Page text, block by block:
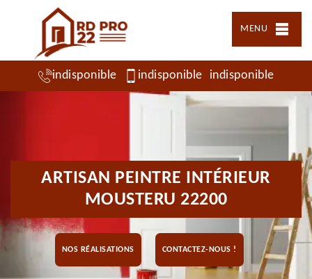
MENU
indisponible indisponible indisponible
ARTISAN PEINTRE INTÉRIEUR
MOUSTERU 22200
NOS RÉALISATIONS CONTACTEZ-NOUS !